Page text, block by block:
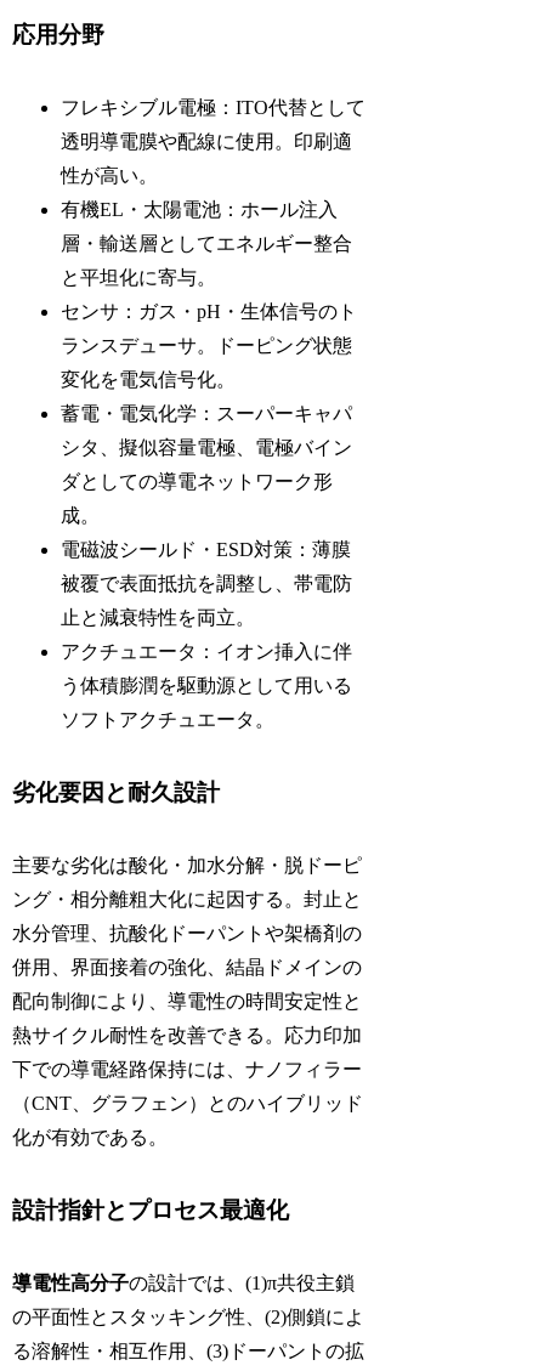
応用分野
フレキシブル電極：ITO代替として
透明導電膜や配線に使用。印刷適
性が高い。
有機EL・太陽電池：ホール注入
層・輸送層としてエネルギー整合
と平坦化に寄与。
センサ：ガス・pH・生体信号のト
ランスデューサ。ドーピング状態
変化を電気信号化。
蓄電・電気化学：スーパーキャパ
シタ、擬似容量電極、電極バイン
ダとしての導電ネットワーク形
成。
電磁波シールド・ESD対策：薄膜
被覆で表面抵抗を調整し、帯電防
止と減衰特性を両立。
アクチュエータ：イオン挿入に伴
う体積膨潤を駆動源として用いる
ソフトアクチュエータ。
劣化要因と耐久設計
主要な劣化は酸化・加水分解・脱ドーピ
ング・相分離粗大化に起因する。封止と
水分管理、抗酸化ドーパントや架橋剤の
併用、界面接着の強化、結晶ドメインの
配向制御により、導電性の時間安定性と
熱サイクル耐性を改善できる。応力印加
下での導電経路保持には、ナノフィラー
（CNT、グラフェン）とのハイブリッド
化が有効である。
設計指針とプロセス最適化
導電性高分子の設計では、(1)π共役主鎖
の平面性とスタッキング性、(2)側鎖によ
る溶解性・相互作用、(3)ドーパントの拡